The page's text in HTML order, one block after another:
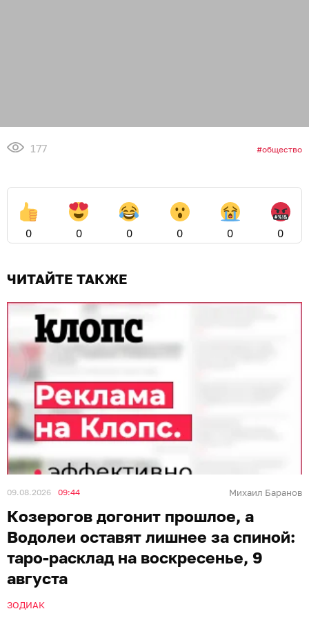
177 общество
0 0 0 0 0 0
ЧИТАЙТЕ ТАКЖЕ
09.08.2026 09:44 Михаил Баранов
Козерогов догонит прошлое, а
Водолеи оставят лишнее за спиной:
таро-расклад на воскресенье, 9
августа
ЗОДИАК